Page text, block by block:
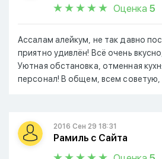
Оценка 5
Ассалам алейкум, не так давно
приятно удивлён! Всё очень
Уютная обстановка, отменная
персонал! В общем, всем советую,
2016 Сен 29 18:31
Рамиль с Сайта